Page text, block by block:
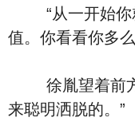
“从一开始你
值。你看看你多
徐胤望着前方
来聪明洒脱的。”